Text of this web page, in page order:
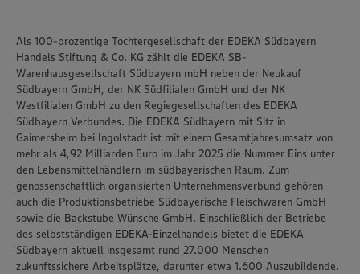
Als 100-prozentige Tochtergesellschaft der EDEKA Südbayern
Handels Stiftung & Co. KG zählt die EDEKA SB-
Warenhausgesellschaft Südbayern mbH neben der Neukauf
Südbayern GmbH, der NK Südfilialen GmbH und der NK
Westfilialen GmbH zu den Regiegesellschaften des EDEKA
Südbayern Verbundes. Die EDEKA Südbayern mit Sitz in
Gaimersheim bei Ingolstadt ist mit einem Gesamtjahresumsatz von
mehr als 4,92 Milliarden Euro im Jahr 2025 die Nummer Eins unter
den Lebensmittelhändlern im südbayerischen Raum. Zum
genossenschaftlich organisierten Unternehmensverbund gehören
auch die Produktionsbetriebe Südbayerische Fleischwaren GmbH
sowie die Backstube Wünsche GmbH. Einschließlich der Betriebe
des selbstständigen EDEKA-Einzelhandels bietet die EDEKA
Südbayern aktuell insgesamt rund 27.000 Menschen
zukunftssichere Arbeitsplätze, darunter etwa 1.600 Auszubildende.